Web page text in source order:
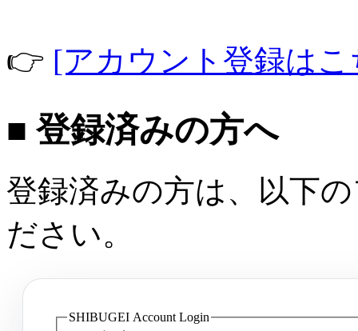
👉 [アカウント登録は
■ 登録済みの方へ
登録済みの方は、以下
ださい。
SHIBUGEI Account Login